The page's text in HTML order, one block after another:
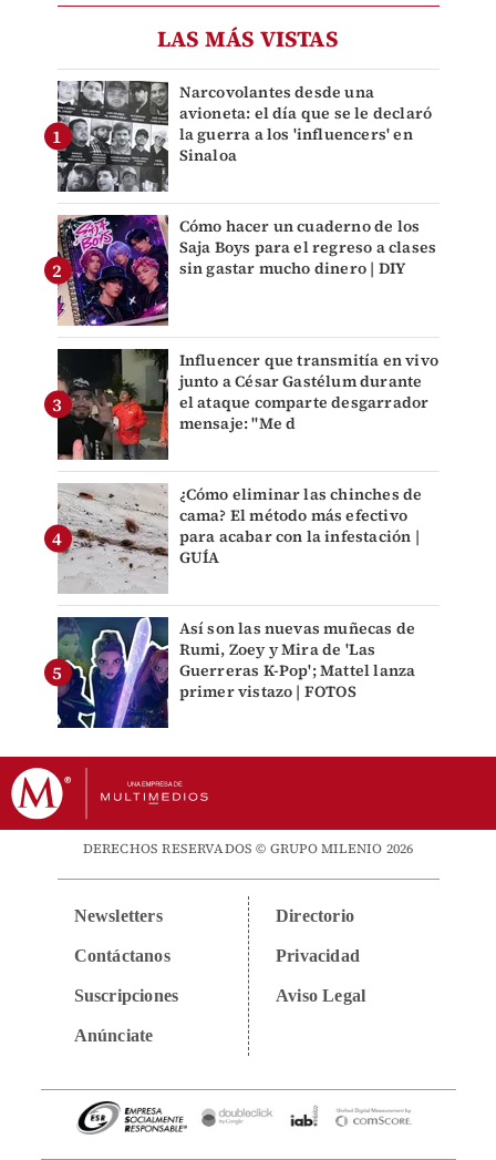
LAS MÁS VISTAS
Narcovolantes desde una
avioneta: el día que se le declaró
la guerra a los 'influencers' en
Sinaloa
Cómo hacer un cuaderno de los
Saja Boys para el regreso a clases
sin gastar mucho dinero | DIY
Influencer que transmitía en vivo
junto a César Gastélum durante
el ataque comparte desgarrador
mensaje: "Me d
¿Cómo eliminar las chinches de
cama? El método más efectivo
para acabar con la infestación |
GUÍA
Así son las nuevas muñecas de
Rumi, Zoey y Mira de 'Las
Guerreras K-Pop'; Mattel lanza
primer vistazo | FOTOS
DERECHOS RESERVADOS © GRUPO MILENIO 2026
Newsletters
Contáctanos
Suscripciones
Anúnciate
Directorio
Privacidad
Aviso Legal